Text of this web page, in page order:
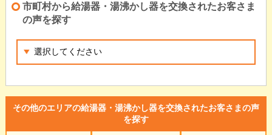
市町村から給湯器・湯沸かし器を交換されたお客さま
の声を探す
その他のエリアの給湯器・湯沸かし器を交換されたお客さまの声
を探す